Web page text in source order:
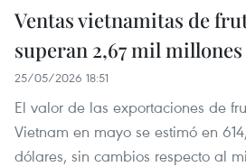
Ventas vietnamitas de
superan 2,67 mil millones
25/05/2026 18:51
El valor de las exportaciones de
Vietnam en mayo se estimó en
dólares, sin cambios respecto al